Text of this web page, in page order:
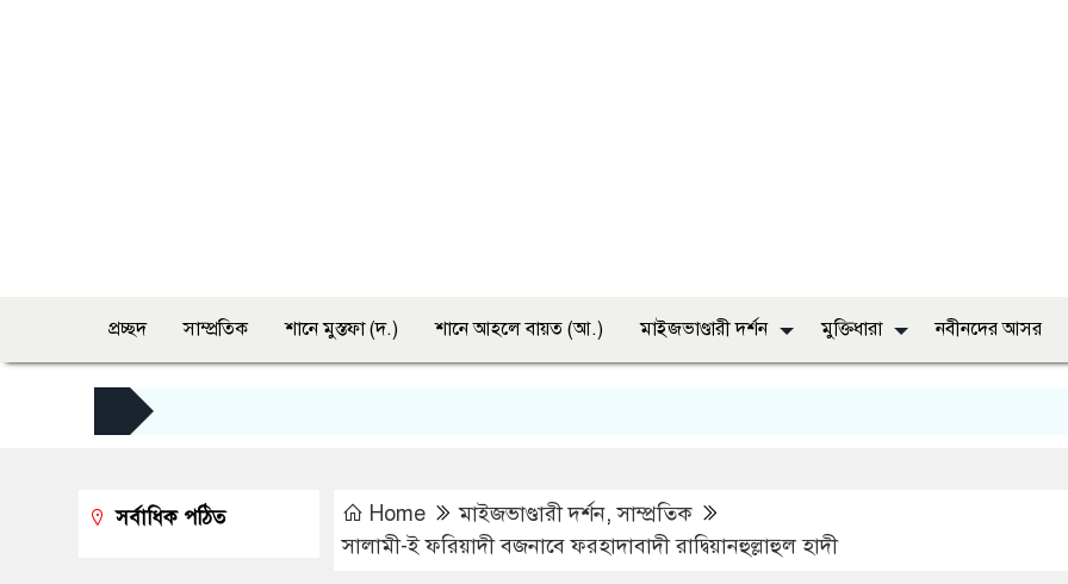
প্রচ্ছদ সাম্প্রতিক শানে মুস্তফা (দ.) শানে আহলে বায়ত (আ.) মাইজভাণ্ডারী দর্শন মুক্তিধারা নবীনদের আসর
Home মাইজভাণ্ডারী দর্শন,সাম্প্রতিক
সালামী-ই ফরিয়াদী বজনাবে ফরহাদাবাদী রাদ্বিয়ানহুল্লাহুল হাদী
সর্বাধিক পঠিত